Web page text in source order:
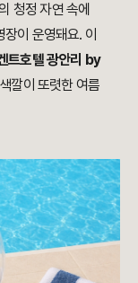
청정 자연 속에
이 운영돼요. 이
트호텔 광안리 by
깔이 또렷한 여름